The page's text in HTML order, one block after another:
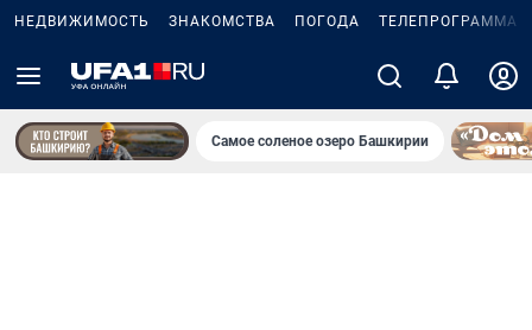
НЕДВИЖИМОСТЬ ЗНАКОМСТВА ПОГОДА ТЕЛЕПРОГРАММА
Самое соленое озеро Башкирии